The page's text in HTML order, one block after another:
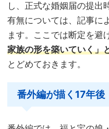
し、正式な婚姻届の提出
有無については、記事に
ます。ここでは断定を避
家族の形を築いていく」
とどめておきます。
番外編が描く17年後